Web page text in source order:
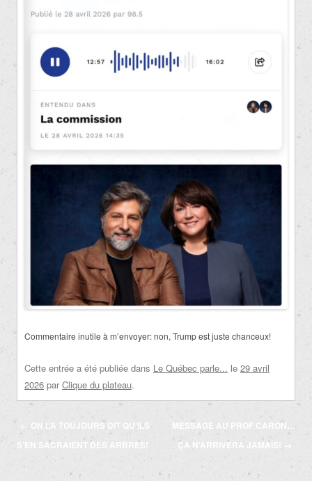
Commentaire inutile à m’envoyer: non, Trump est juste chanceux!
Cette entrée a été publiée dans Le Québec parle... le 29 avril
2026 par Clique du plateau.
Navigation
des
articles
← ON L’A TOUJOURS DIT QU’ILS
S’EN SACRAIENT DES ARBRES!
MESSAGE AU PROF CARON…
ÇA N’ARRIVERA JAMAIS!
→